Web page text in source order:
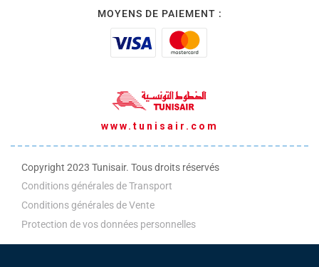
MOYENS DE PAIEMENT :
www.tunisair.com
Copyright 2023 Tunisair. Tous droits réservés
Conditions générales de Transport
Conditions générales de Vente
Protection de vos données personnelles